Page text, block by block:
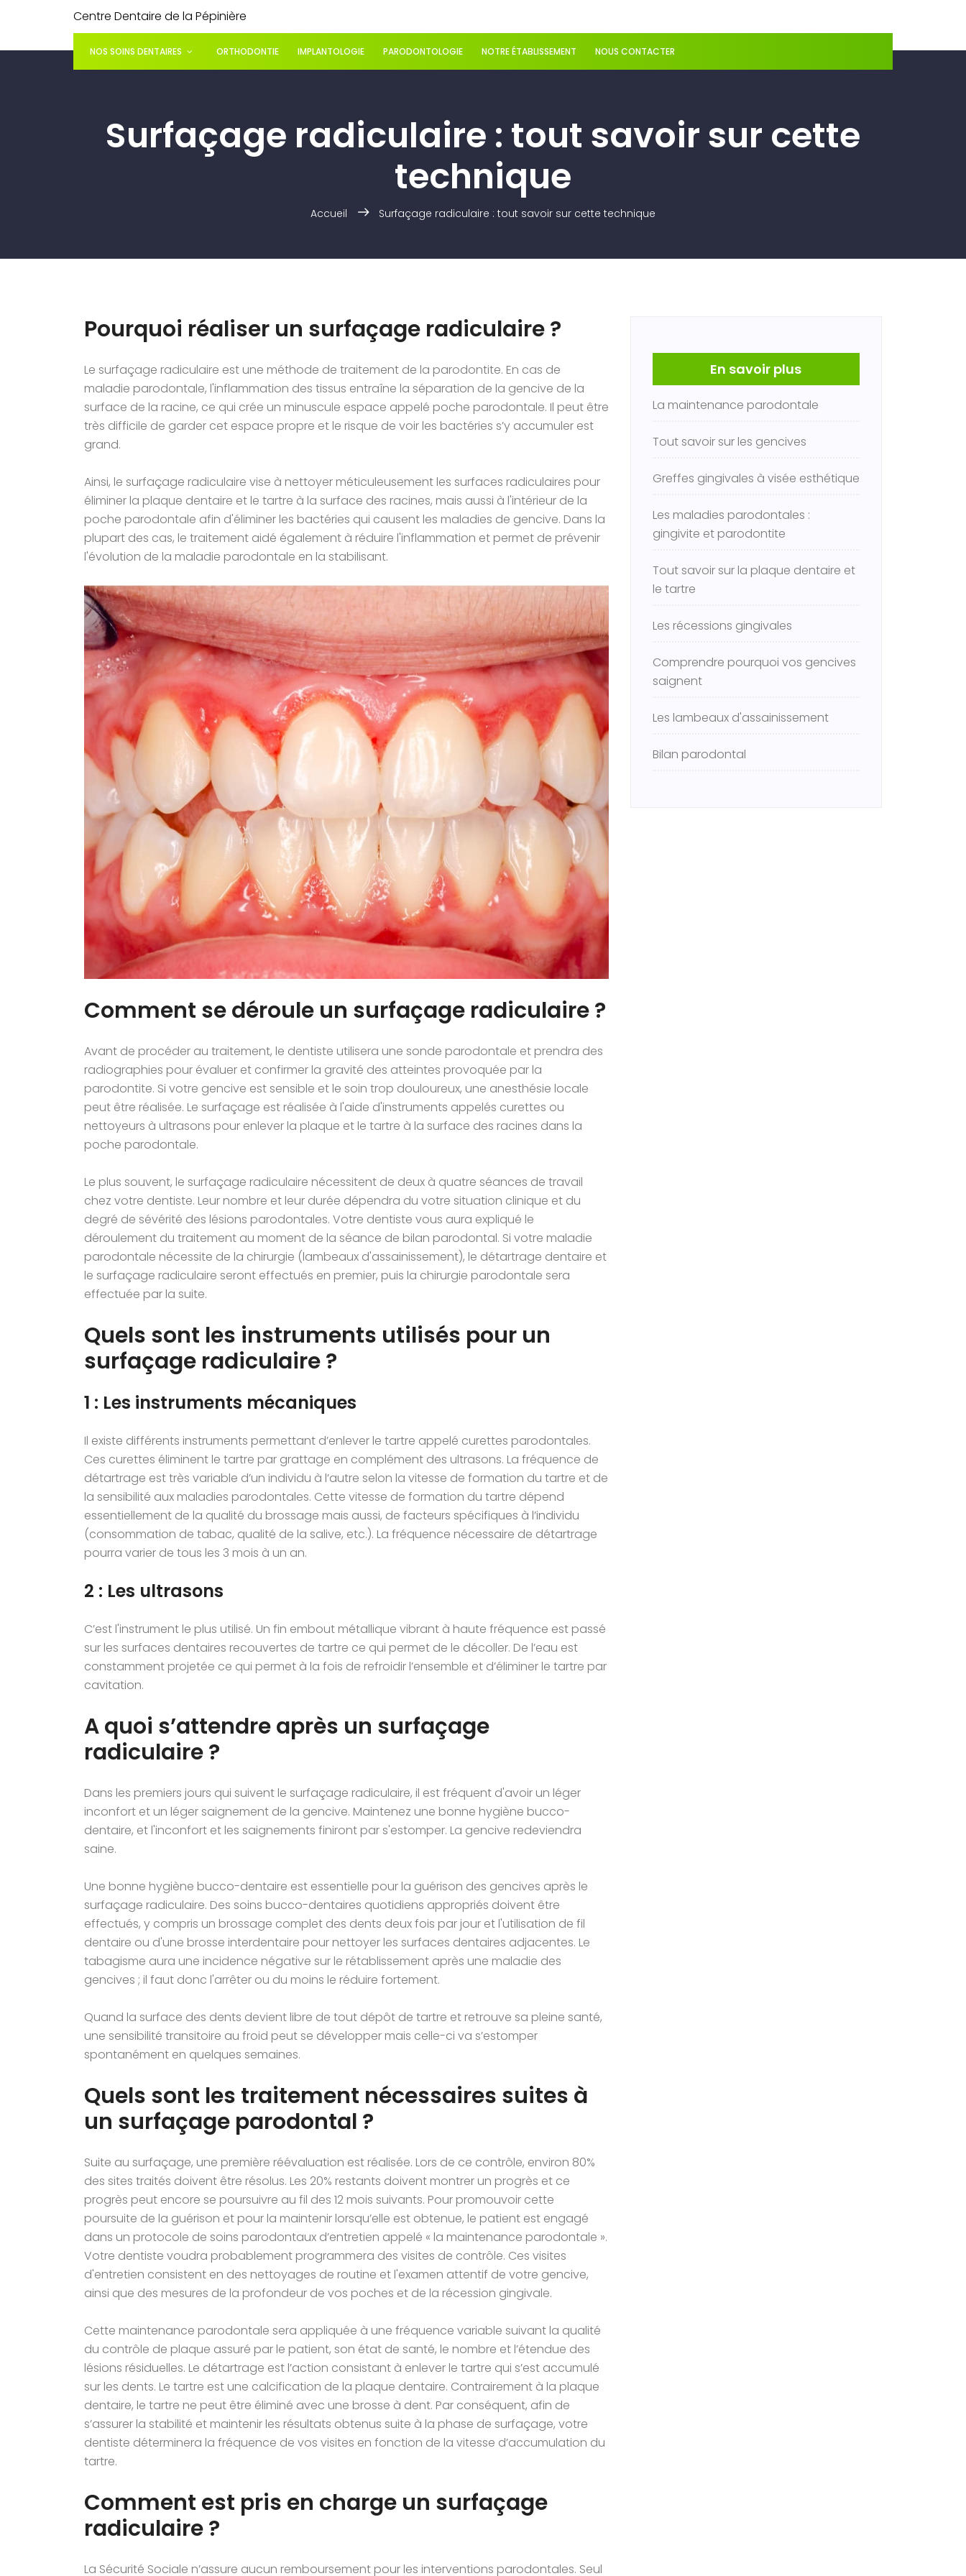
Centre Dentaire de la Pépinière
NOS SOINS DENTAIRES ORTHODONTIE IMPLANTOLOGIE PARODONTOLOGIE NOTRE ÉTABLISSEMENT NOUS CONTACTER
Surfaçage radiculaire : tout savoir sur cette
technique
Accueil Surfaçage radiculaire : tout savoir sur cette technique
Pourquoi réaliser un surfaçage radiculaire ?
Le surfaçage radiculaire est une méthode de traitement de la parodontite. En cas de
maladie parodontale, l'inflammation des tissus entraîne la séparation de la gencive de la
surface de la racine, ce qui crée un minuscule espace appelé poche parodontale. Il peut être
très difficile de garder cet espace propre et le risque de voir les bactéries s’y accumuler est
grand.
Ainsi, le surfaçage radiculaire vise à nettoyer méticuleusement les surfaces radiculaires pour
éliminer la plaque dentaire et le tartre à la surface des racines, mais aussi à l'intérieur de la
poche parodontale afin d'éliminer les bactéries qui causent les maladies de gencive. Dans la
plupart des cas, le traitement aidé également à réduire l'inflammation et permet de prévenir
l'évolution de la maladie parodontale en la stabilisant.
Comment se déroule un surfaçage radiculaire ?
Avant de procéder au traitement, le dentiste utilisera une sonde parodontale et prendra des
radiographies pour évaluer et confirmer la gravité des atteintes provoquée par la
parodontite. Si votre gencive est sensible et le soin trop douloureux, une anesthésie locale
peut être réalisée. Le surfaçage est réalisée à l'aide d'instruments appelés curettes ou
nettoyeurs à ultrasons pour enlever la plaque et le tartre à la surface des racines dans la
poche parodontale.
Le plus souvent, le surfaçage radiculaire nécessitent de deux à quatre séances de travail
chez votre dentiste. Leur nombre et leur durée dépendra du votre situation clinique et du
degré de sévérité des lésions parodontales. Votre dentiste vous aura expliqué le
déroulement du traitement au moment de la séance de bilan parodontal. Si votre maladie
parodontale nécessite de la chirurgie (lambeaux d'assainissement), le détartrage dentaire et
le surfaçage radiculaire seront effectués en premier, puis la chirurgie parodontale sera
effectuée par la suite.
Quels sont les instruments utilisés pour un
surfaçage radiculaire ?
1 : Les instruments mécaniques
Il existe différents instruments permettant d’enlever le tartre appelé curettes parodontales.
Ces curettes éliminent le tartre par grattage en complément des ultrasons. La fréquence de
détartrage est très variable d’un individu à l’autre selon la vitesse de formation du tartre et de
la sensibilité aux maladies parodontales. Cette vitesse de formation du tartre dépend
essentiellement de la qualité du brossage mais aussi, de facteurs spécifiques à l’individu
(consommation de tabac, qualité de la salive, etc.). La fréquence nécessaire de détartrage
pourra varier de tous les 3 mois à un an.
2 : Les ultrasons
C’est l'instrument le plus utilisé. Un fin embout métallique vibrant à haute fréquence est passé
sur les surfaces dentaires recouvertes de tartre ce qui permet de le décoller. De l’eau est
constamment projetée ce qui permet à la fois de refroidir l’ensemble et d’éliminer le tartre par
cavitation.
A quoi s’attendre après un surfaçage
radiculaire ?
Dans les premiers jours qui suivent le surfaçage radiculaire, il est fréquent d'avoir un léger
inconfort et un léger saignement de la gencive. Maintenez une bonne hygiène bucco-
dentaire, et l'inconfort et les saignements finiront par s'estomper. La gencive redeviendra
saine.
Une bonne hygiène bucco-dentaire est essentielle pour la guérison des gencives après le
surfaçage radiculaire. Des soins bucco-dentaires quotidiens appropriés doivent être
effectués, y compris un brossage complet des dents deux fois par jour et l'utilisation de fil
dentaire ou d'une brosse interdentaire pour nettoyer les surfaces dentaires adjacentes. Le
tabagisme aura une incidence négative sur le rétablissement après une maladie des
gencives ; il faut donc l'arrêter ou du moins le réduire fortement.
Quand la surface des dents devient libre de tout dépôt de tartre et retrouve sa pleine santé,
une sensibilité transitoire au froid peut se développer mais celle-ci va s’estomper
spontanément en quelques semaines.
Quels sont les traitement nécessaires suites à
un surfaçage parodontal ?
Suite au surfaçage, une première réévaluation est réalisée. Lors de ce contrôle, environ 80%
des sites traités doivent être résolus. Les 20% restants doivent montrer un progrès et ce
progrès peut encore se poursuivre au fil des 12 mois suivants. Pour promouvoir cette
poursuite de la guérison et pour la maintenir lorsqu’elle est obtenue, le patient est engagé
dans un protocole de soins parodontaux d’entretien appelé « la maintenance parodontale ».
Votre dentiste voudra probablement programmera des visites de contrôle. Ces visites
d'entretien consistent en des nettoyages de routine et l'examen attentif de votre gencive,
ainsi que des mesures de la profondeur de vos poches et de la récession gingivale.
Cette maintenance parodontale sera appliquée à une fréquence variable suivant la qualité
du contrôle de plaque assuré par le patient, son état de santé, le nombre et l’étendue des
lésions résiduelles. Le détartrage est l’action consistant à enlever le tartre qui s’est accumulé
sur les dents. Le tartre est une calcification de la plaque dentaire. Contrairement à la plaque
dentaire, le tartre ne peut être éliminé avec une brosse à dent. Par conséquent, afin de
s’assurer la stabilité et maintenir les résultats obtenus suite à la phase de surfaçage, votre
dentiste déterminera la fréquence de vos visites en fonction de la vitesse d’accumulation du
tartre.
Comment est pris en charge un surfaçage
radiculaire ?
La Sécurité Sociale n’assure aucun remboursement pour les interventions parodontales. Seul
En savoir plus
La maintenance parodontale
Tout savoir sur les gencives
Greffes gingivales à visée esthétique
Les maladies parodontales :
gingivite et parodontite
Tout savoir sur la plaque dentaire et
le tartre
Les récessions gingivales
Comprendre pourquoi vos gencives
saignent
Les lambeaux d'assainissement
Bilan parodontal